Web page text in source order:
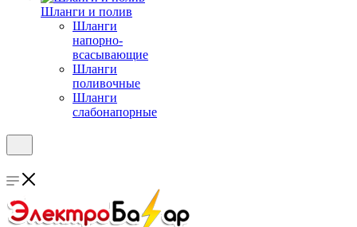
Шланги и полив
Шланги
напорно-
всасывающие
Шланги
поливочные
Шланги
слабонапорные